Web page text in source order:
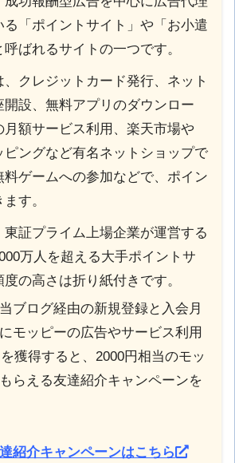
る「ポイントサイト」や「お小遣
ばれるサイトの一つです。
、クレジットカード発行、ネット
開設、無料アプリのダウンロー
月額サービス利用、楽天市場や
ピングなど有名ネットショップで
料ゲームへの参加などで、ポイン
す。
東証プライム上場企業が運営する
万人を超える大手ポイントサ
の高さは折り紙付きです。
ブログ経由の新規登録と入会月
モッピーの広告やサービス利用
獲得すると、2000円相当のモッ
らえる友達紹介キャンペーンを
紹介キャンペーンはこちら